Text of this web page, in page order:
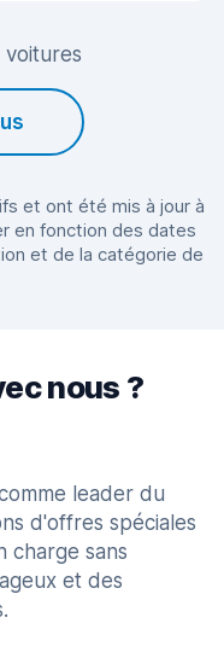
et ont été mis à jour à
en fonction des dates
et de la catégorie de
nous ?
leader du
d'offres spéciales
charge sans
et des